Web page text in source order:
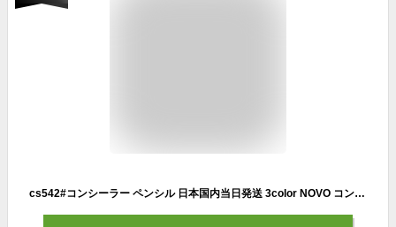
cs542#コンシーラー ペンシル 日本国内当日発送 3color NOVO コンシーラー シミ消し 毛穴隠し ノヴォ ファンデーション 化粧品 ニキビ跡 カバー力 ベースメイク 韓国コスメ 防水 プチプラコスメ